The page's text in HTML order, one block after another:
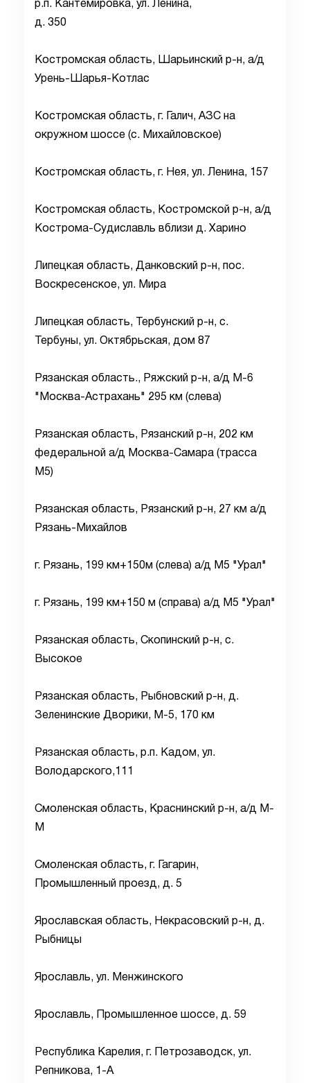
р.п. Кантемировка, ул. Ленина,
д. 350
Костромская область, Шарьинский р-н, а/д
Урень-Шарья-Котлас
Костромская область, г. Галич, АЗС на
окружном шоссе (с. Михайловское)
Костромская область, г. Нея, ул. Ленина, 157
Костромская область, Костромской р-н, а/д
Кострома-Судиславль вблизи д. Харино
Липецкая область, Данковский р-н, пос.
Воскресенское, ул. Мира
Липецкая область, Тербунский р-н, с.
Тербуны, ул. Октябрьская, дом 87
Рязанская область., Ряжский р-н, а/д М-6
"Москва-Астрахань" 295 км (слева)
Рязанская область, Рязанский р-н, 202 км
федеральной а/д Москва-Самара (трасса
М5)
Рязанская область, Рязанский р-н, 27 км а/д
Рязань-Михайлов
г. Рязань, 199 км+150м (слева) а/д М5 "Урал"
г. Рязань, 199 км+150 м (справа) а/д М5 "Урал"
Рязанская область, Скопинский р-н, с.
Высокое
Рязанская область, Рыбновский р-н, д.
Зеленинские Дворики, М-5, 170 км
Рязанская область, р.п. Кадом, ул.
Володарского,111
Смоленская область, Краснинский р-н, а/д М-
М
Смоленская область, г. Гагарин,
Промышленный проезд, д. 5
Ярославская область, Некрасовский р-н, д.
Рыбницы
Ярославль, ул. Менжинского
Ярославль, Промышленное шоссе, д. 59
Республика Карелия, г. Петрозаводск, ул.
Репникова, 1-А